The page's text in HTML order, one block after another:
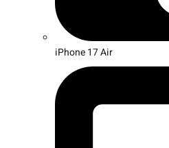
iPhone 17 Air